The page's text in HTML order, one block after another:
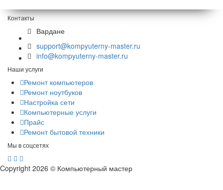
Контакты
Вардане
support@kompyuterny-master.ru
info@kompyuterny-master.ru
Наши услуги
Ремонт компьютеров
Ремонт ноутбуков
Настройка сети
Компьютерные услуги
Прайс
Ремонт бытовой техники
Мы в соцсетях
Copyright 2026 © Компьютерный мастер